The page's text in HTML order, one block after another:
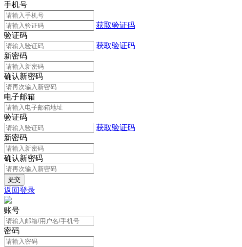
手机号
获取验证码
验证码
获取验证码
新密码
确认新密码
电子邮箱
验证码
获取验证码
新密码
确认新密码
返回登录
账号
密码